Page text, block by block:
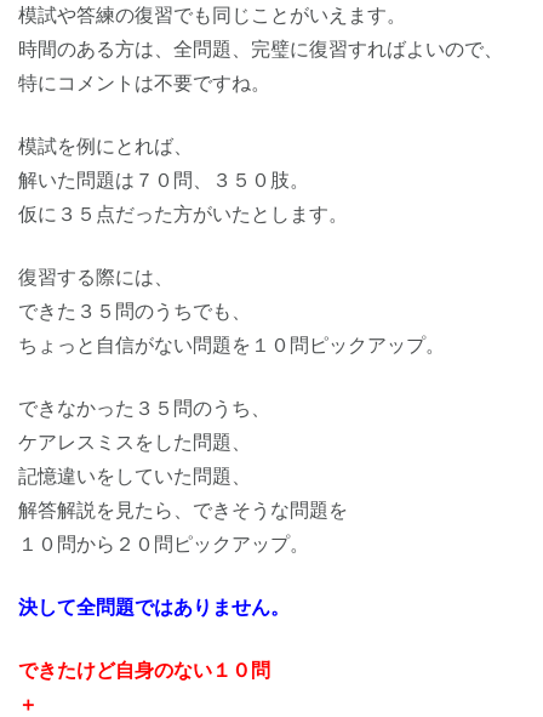
模試や答練の復習でも同じことがいえます。
時間のある方は、全問題、完璧に復習すればよいので、
特にコメントは不要ですね。
模試を例にとれば、
解いた問題は７０問、３５０肢。
仮に３５点だった方がいたとします。
復習する際には、
できた３５問のうちでも、
ちょっと自信がない問題を１０問ピックアップ。
できなかった３５問のうち、
ケアレスミスをした問題、
記憶違いをしていた問題、
解答解説を見たら、できそうな問題を
１０問から２０問ピックアップ。
決して全問題ではありません。
できたけど自身のない１０問
＋